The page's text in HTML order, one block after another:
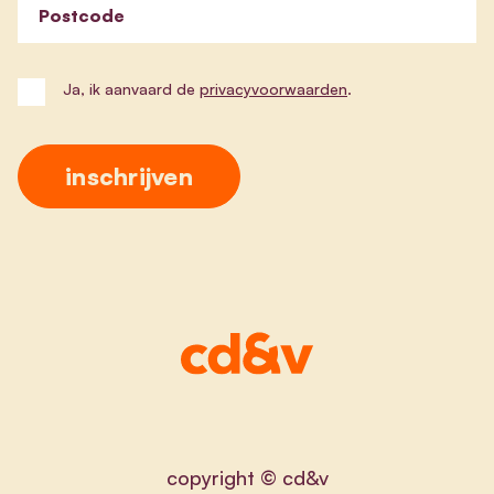
Postcode
Ja, ik aanvaard de privacyvoorwaarden.
copyright © cd&v